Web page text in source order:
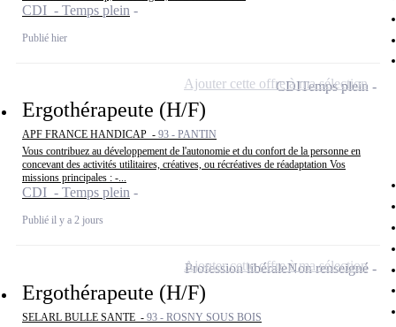
CDI - Temps plein
Publié hier
Ergothérapeute (H/F)
APF FRANCE HANDICAP - 93 - PANTIN
Vous contribuez au développement de l'autonomie et du confort de la personne en
concevant des activités utilitaires, créatives, ou récréatives de réadaptation Vos
missions principales : -...
CDI - Temps plein
Publié il y a 2 jours
CDITemps plein
Ajouter cette offre à ma sélection
Ergothérapeute (H/F)
SELARL BULLE SANTE - 93 - ROSNY SOUS BOIS
Profession libéraleNon renseigné
Ajouter cette offre à ma sélection